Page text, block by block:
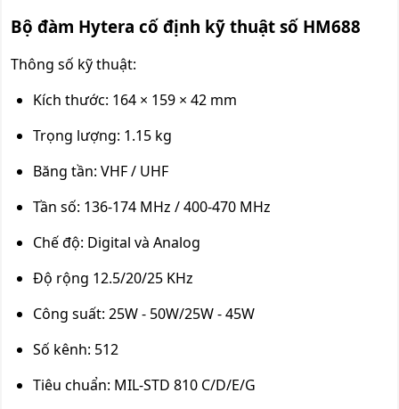
Bộ đàm Hytera cố định kỹ thuật số HM688
Thông số kỹ thuật:
Kích thước: 164 × 159 × 42 mm
Trọng lượng: 1.15 kg
Băng tần: VHF / UHF
Tần số: 136-174 MHz / 400-470 MHz
Chế độ: Digital và Analog
Độ rộng 12.5/20/25 KHz
Công suất: 25W - 50W/25W - 45W
Số kênh: 512
Tiêu chuẩn: MIL-STD 810 C/D/E/G